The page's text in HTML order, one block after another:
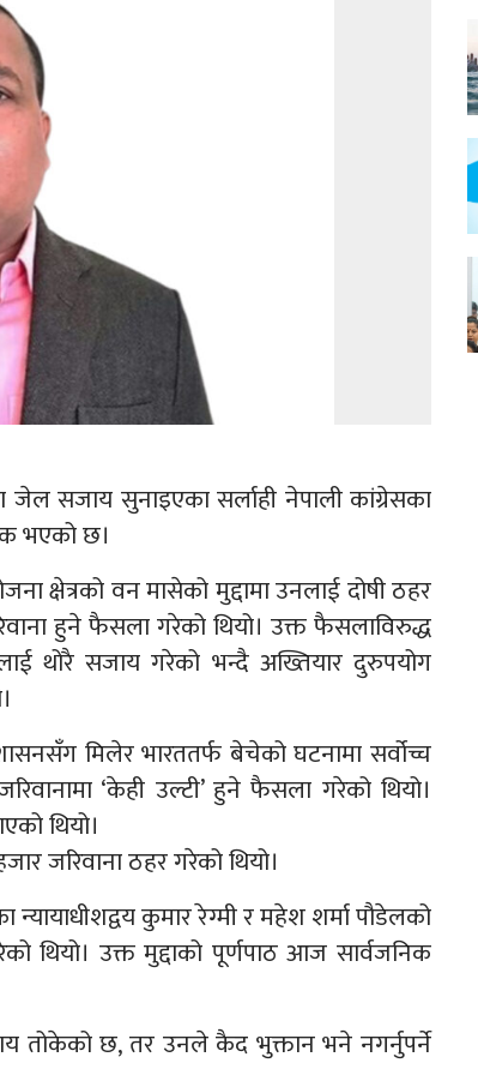
जेल सजाय सुनाइएका सर्लाही नेपाली कांग्रेसका
भएको छ।
क्षेत्रको वन मासेको मुद्दामा उनलाई दोषी ठहर
हुने फैसला गरेको थियो। उक्त फैसलाविरुद्ध
थोरै सजाय गरेको भन्दै अख्तियार दुरुपयोग
मिलेर भारततर्फ बेचेको घटनामा सर्वोच्च
‘केही उल्टी’ हुने फैसला गरेको थियो।
थियो।
जरिवाना ठहर गरेको थियो।
कुमार रेग्मी र महेश शर्मा पौडेलको
थियो। उक्त मुद्दाको पूर्णपाठ आज सार्वजनिक
तोकेको छ, तर उनले कैद भुक्तान भने नगर्नुपर्ने